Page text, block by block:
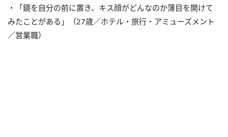
・「鏡を自分の前に置き、キス顔がどんなのか薄目を開けて
みたことがある」（27歳／ホテル・旅行・アミューズメント
／営業職）